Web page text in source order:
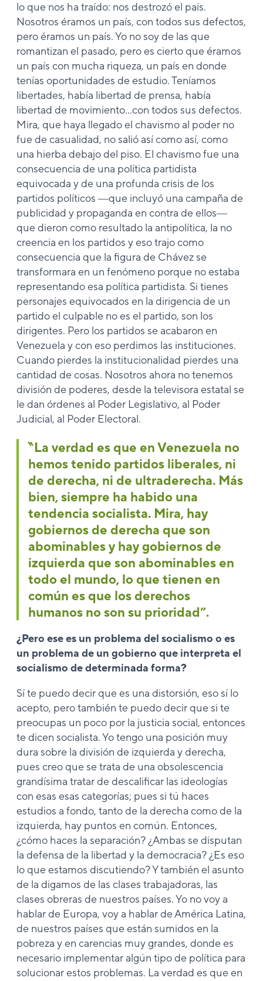
lo que nos ha traído: nos destrozó el país.
Nosotros éramos un país, con todos sus defectos,
pero éramos un país. Yo no soy de las que
romantizan el pasado, pero es cierto que éramos
un país con mucha riqueza, un país en donde
tenías oportunidades de estudio. Teníamos
libertades, había libertad de prensa, había
libertad de movimiento…con todos sus defectos.
Mira, que haya llegado el chavismo al poder no
fue de casualidad, no salió así como así, como
una hierba debajo del piso. El chavismo fue una
consecuencia de una política partidista
equivocada y de una profunda crisis de los
partidos políticos ―que incluyó una campaña de
publicidad y propaganda en contra de ellos―
que dieron como resultado la antipolítica, la no
creencia en los partidos y eso trajo como
consecuencia que la figura de Chávez se
transformara en un fenómeno porque no estaba
representando esa política partidista. Si tienes
personajes equivocados en la dirigencia de un
partido el culpable no es el partido, son los
dirigentes. Pero los partidos se acabaron en
Venezuela y con eso perdimos las instituciones.
Cuando pierdes la institucionalidad pierdes una
cantidad de cosas. Nosotros ahora no tenemos
división de poderes, desde la televisora estatal se
le dan órdenes al Poder Legislativo, al Poder
Judicial, al Poder Electoral.
‶La verdad es que en Venezuela no
hemos tenido partidos liberales, ni
de derecha, ni de ultraderecha. Más
bien, siempre ha habido una
tendencia socialista. Mira, hay
gobiernos de derecha que son
abominables y hay gobiernos de
izquierda que son abominables en
todo el mundo, lo que tienen en
común es que los derechos
humanos no son su prioridad”.
¿Pero ese es un problema del socialismo o es
un problema de un gobierno que interpreta el
socialismo de determinada forma?
Sí te puedo decir que es una distorsión, eso sí lo
acepto, pero también te puedo decir que si te
preocupas un poco por la justicia social, entonces
te dicen socialista. Yo tengo una posición muy
dura sobre la división de izquierda y derecha,
pues creo que se trata de una obsolescencia
grandísima tratar de descalificar las ideologías
con esas esas categorías; pues si tú haces
estudios a fondo, tanto de la derecha como de la
izquierda, hay puntos en común. Entonces,
¿cómo haces la separación? ¿Ambas se disputan
la defensa de la libertad y la democracia? ¿Es eso
lo que estamos discutiendo? Y también el asunto
de la digamos de las clases trabajadoras, las
clases obreras de nuestros países. Yo no voy a
hablar de Europa, voy a hablar de América Latina,
de nuestros países que están sumidos en la
pobreza y en carencias muy grandes, donde es
necesario implementar algún tipo de política para
solucionar estos problemas. La verdad es que en